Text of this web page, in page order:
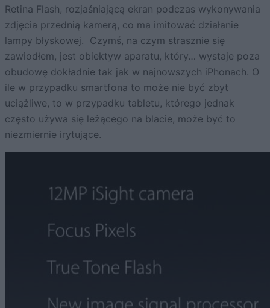
Retina Flash, rozjaśniającą ekran podczas wykonywania
zdjęcia przednią kamerą, co ma imitować działanie
lampy błyskowej. Czymś, na czym strasznie się
zawiodłem, jest obiektyw aparatu, który… wystaje poza
obudowę dokładnie tak jak w najnowszych iPhonach. O
ile w przypadku smartfona to może nie być zbyt
uciążliwe, to w przypadku tabletu, którego jednak
często używa się leżącego na blacie, może być to
niezmiernie irytujące.